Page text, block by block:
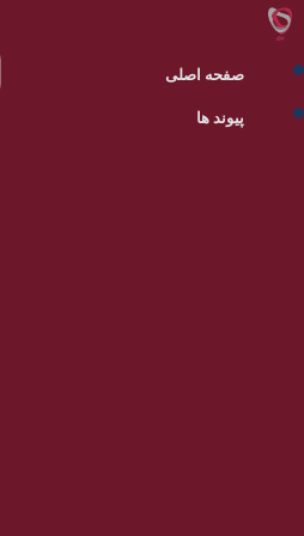
صفحه اصلی
پیوند ها